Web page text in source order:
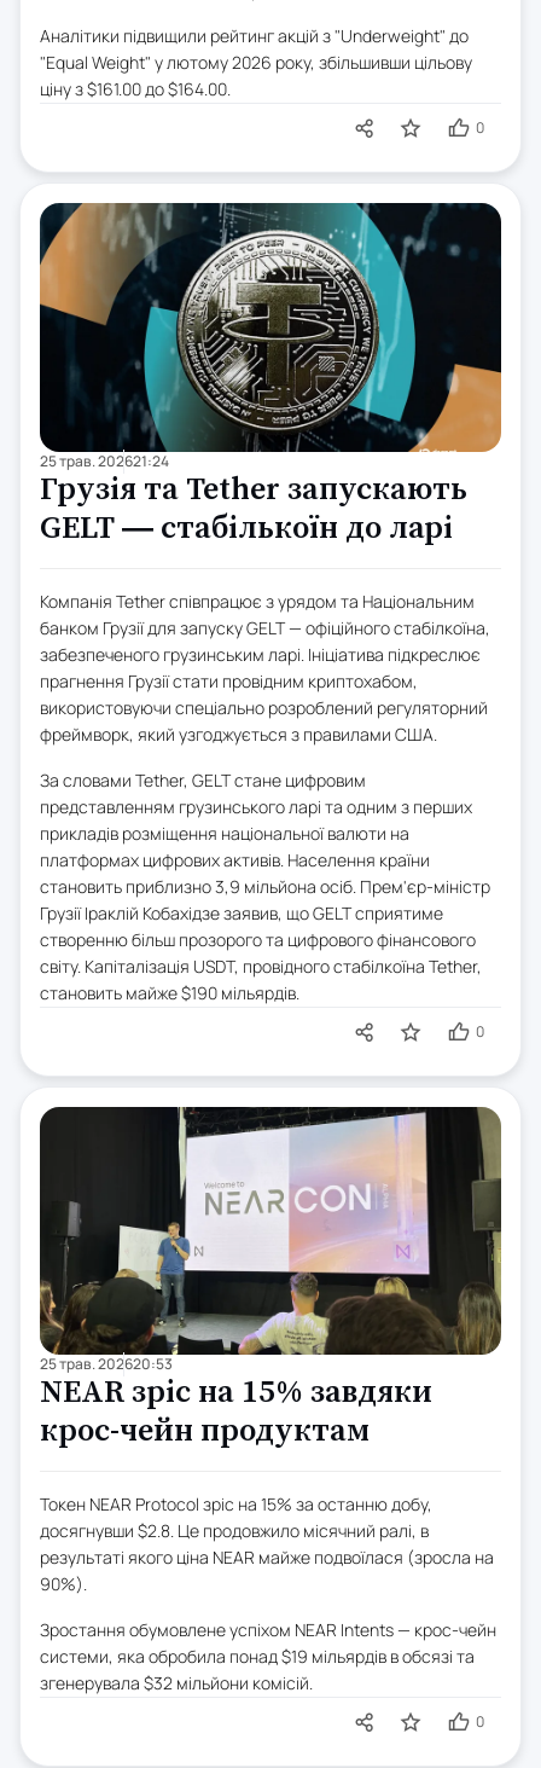
Аналітики підвищили рейтинг акцій з "Underweight" до
"Equal Weight" у лютому 2026 року, збільшивши цільову
ціну з $161.00 до $164.00.
0
25 трав. 202621:24
Грузія та Tether запускають
GELT — стабількоїн до ларі
Компанія Tether співпрацює з урядом та Національним
банком Грузії для запуску GELT — офіційного стабілкоїна,
забезпеченого грузинським ларі. Ініціатива підкреслює
прагнення Грузії стати провідним криптохабом,
використовуючи спеціально розроблений регуляторний
фреймворк, який узгоджується з правилами США.
За словами Tether, GELT стане цифровим
представленням грузинського ларі та одним з перших
прикладів розміщення національної валюти на
платформах цифрових активів. Населення країни
становить приблизно 3,9 мільйона осіб. Прем'єр-міністр
Грузії Іраклій Кобахідзе заявив, що GELT сприятиме
створенню більш прозорого та цифрового фінансового
світу. Капіталізація USDT, провідного стабілкоїна Tether,
становить майже $190 мільярдів.
0
25 трав. 202620:53
NEAR зріс на 15% завдяки
крос-чейн продуктам
Токен NEAR Protocol зріс на 15% за останню добу,
досягнувши $2.8. Це продовжило місячний ралі, в
результаті якого ціна NEAR майже подвоїлася (зросла на
90%).
Зростання обумовлене успіхом NEAR Intents — крос-чейн
системи, яка обробила понад $19 мільярдів в обсязі та
згенерувала $32 мільйони комісій.
0